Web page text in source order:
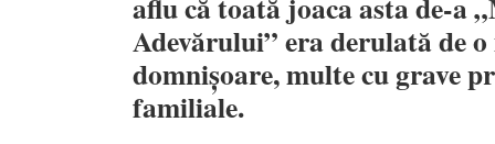
Adevărului” era derulată de o
domnișoare, multe cu grave
familiale.